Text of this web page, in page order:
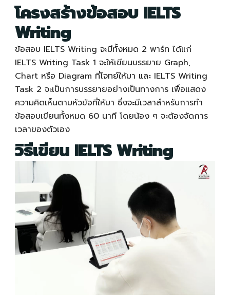
โครงสร้างข้อสอบ IELTS
Writing
ข้อสอบ IELTS Writing จะมีทั้งหมด 2 พาร์ท ได้แก่
IELTS Writing Task 1 จะให้เขียนบรรยาย Graph,
Chart หรือ Diagram ที่โจทย์ให้มา และ IELTS Writing
Task 2 จะเป็นการบรรยายอย่างเป็นทางการ เพื่อแสดง
ความคิดเห็นตามหัวข้อที่ให้มา ซึ่งจะมีเวลาสำหรับการทำ
ข้อสอบเขียนทั้งหมด 60 นาที โดยน้อง ๆ จะต้องจัดการ
เวลาของตัวเอง
วิธีเขียน IELTS Writing